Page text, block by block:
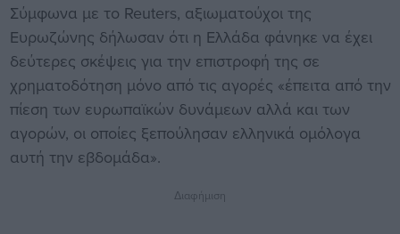
Σύμφωνα με το Reuters, αξιωματούχοι της
Ευρωζώνης δήλωσαν ότι η Ελλάδα φάνηκε να έχει
δεύτερες σκέψεις για την επιστροφή της σε
χρηματοδότηση μόνο από τις αγορές «έπειτα από την
πίεση των ευρωπαϊκών δυνάμεων αλλά και των
αγορών, οι οποίες ξεπούλησαν ελληνικά ομόλογα
αυτή την εβδομάδα».
Διαφήμιση